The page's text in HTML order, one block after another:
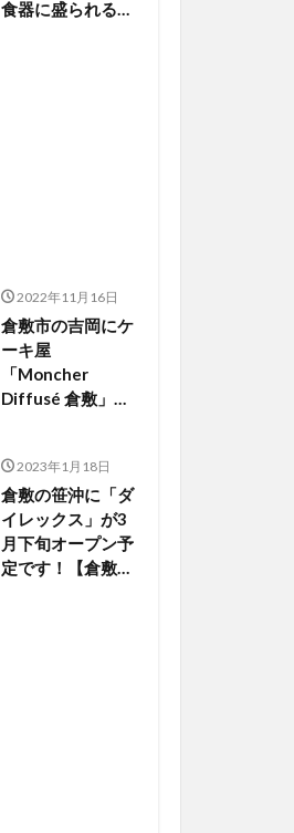
食器に盛られる和
2022年11月16日
倉敷市の吉岡にケ
ーキ屋
「Moncher
Diffusé 倉敷」が
敷開店】
2023年1月18日
倉敷の笹沖に「ダ
イレックス」が3
月下旬オープン予
定です！【倉敷開